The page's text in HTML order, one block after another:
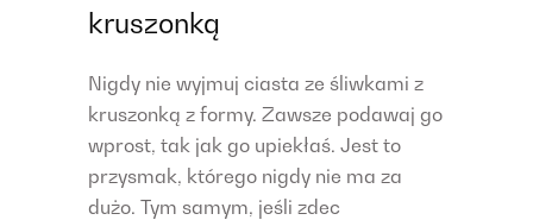
kruszonką
Nigdy nie wyjmuj ciasta ze śliwkami z
kruszonką z formy. Zawsze podawaj go
wprost, tak jak go upiekłaś. Jest to
przysmak, którego nigdy nie ma za
dużo. Tym samym, jeśli zdec